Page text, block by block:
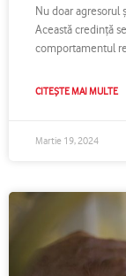
victima
Nu doar agresorul
Această credință
comportamentul
CITEȘTE MAI MULTE
Martie 19, 2024